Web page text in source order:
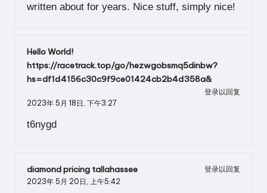
written about for years. Nice stuff, simply nice!
Hello World!
https://racetrack.top/go/hezwgobsmq5dinbw?
hs=df1d4156c30c9f9ce01424cb2b4d358a&
登录以回复
2023年 5月 18日, 下午3:27
t6nygd
diamond pricing tallahassee
登录以回复
2023年 5月 20日,
上午5:42